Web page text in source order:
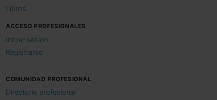
Libros
ACCESO PROFESIONALES
Iniciar sesión
Registrarse
COMUNIDAD PROFESIONAL
Directorio profesional